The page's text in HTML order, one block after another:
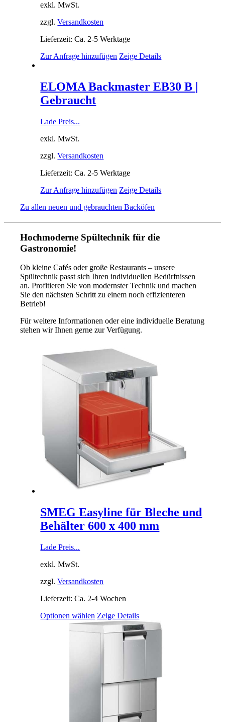
exkl. MwSt.
zzgl.Versandkosten
Lieferzeit: Ca. 2-5 Werktage
Zur Anfrage hinzufügen Zeige Details
ELOMA Backmaster EB30 B |
Gebraucht
Lade Preis...
exkl. MwSt.
zzgl.Versandkosten
Lieferzeit: Ca. 2-5 Werktage
Zur Anfrage hinzufügen Zeige Details
Zu allen neuen und gebrauchten Backöfen
Hochmoderne Spültechnik für die
Gastronomie!
Ob kleine Cafés oder große Restaurants – unsere
Spültechnik passt sich Ihren individuellen Bedürfnissen
an. Profitieren Sie von modernster Technik und machen
Sie den nächsten Schritt zu einem noch effizienteren
Betrieb!
Für weitere Informationen oder eine individuelle Beratung
stehen wir Ihnen gerne zur Verfügung.
SMEG Easyline für Bleche und
Behälter 600 x 400 mm
Lade Preis...
exkl. MwSt.
zzgl.Versandkosten
Lieferzeit: Ca. 2-4 Wochen
Optionen wählen Zeige Details